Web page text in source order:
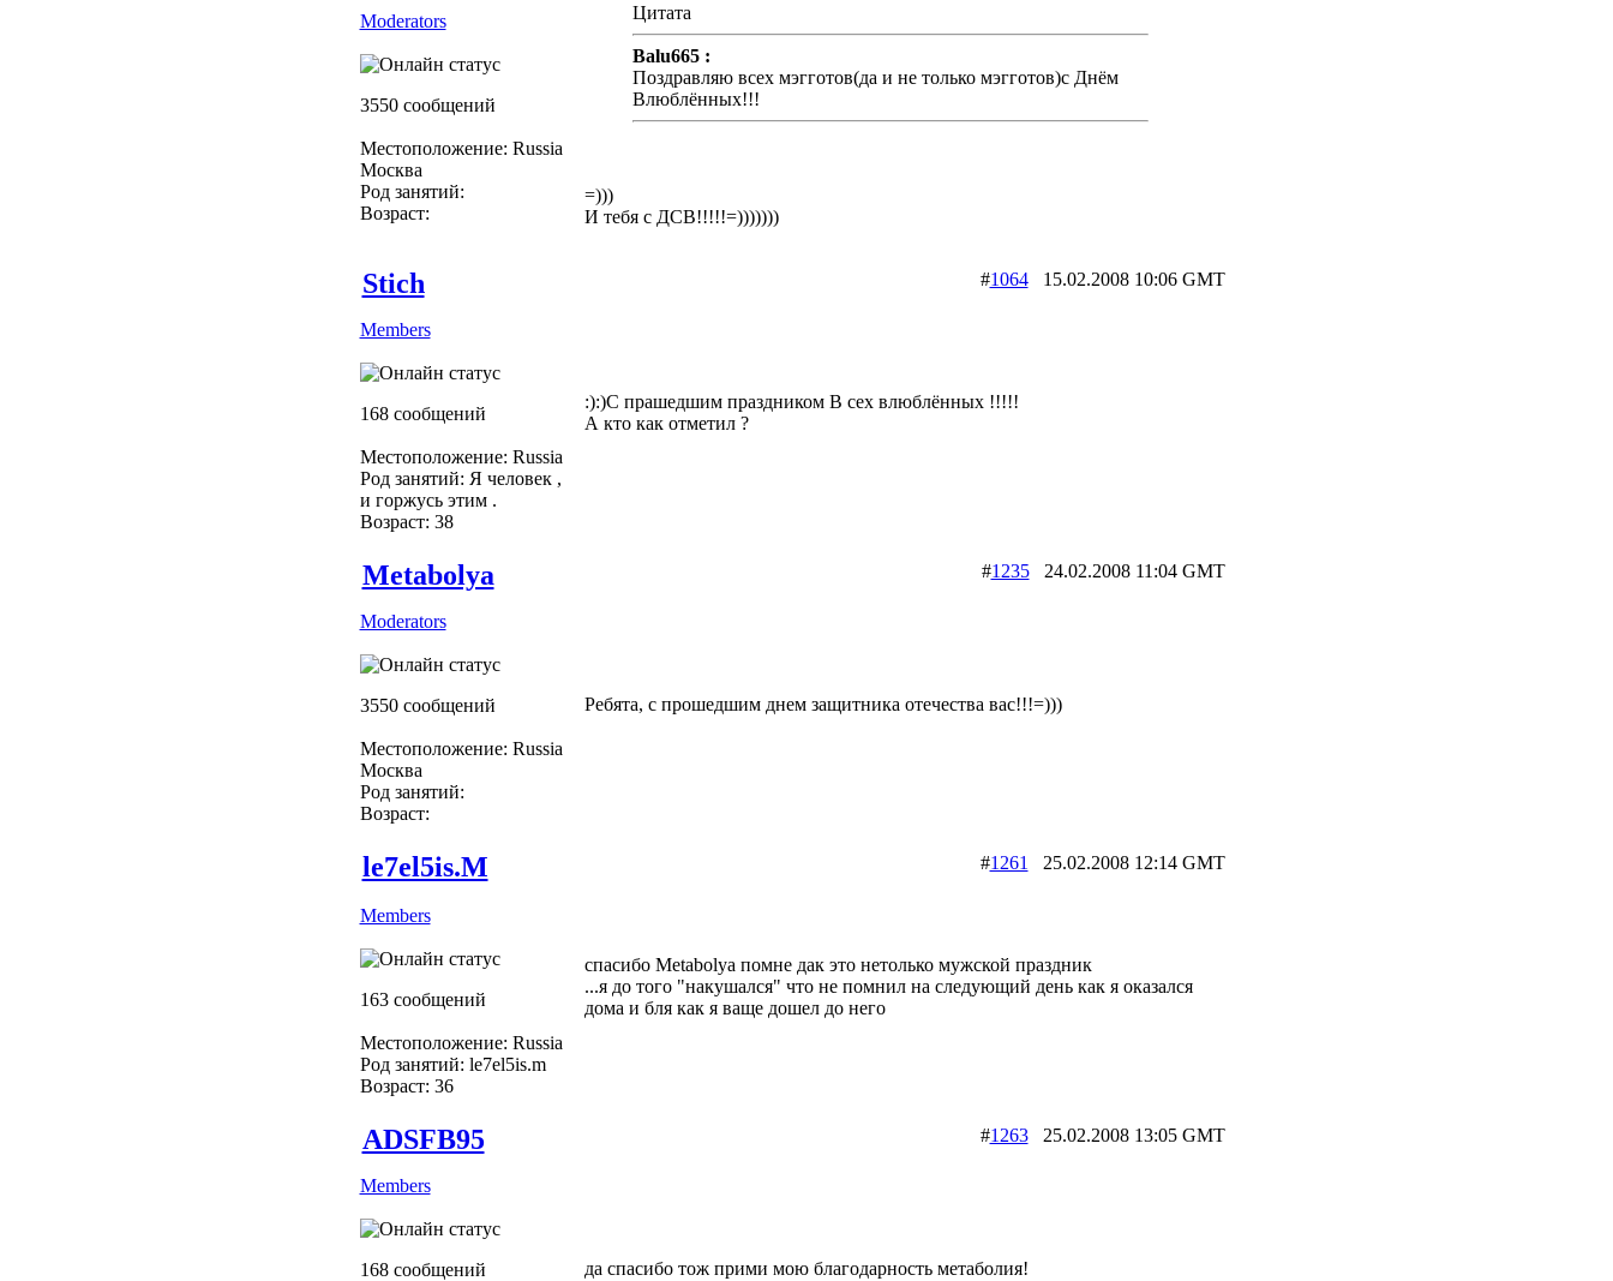
Moderators
3550 сообщений
Местоположение: Russia
Москва
Род занятий:
Возраст:
Цитата
Balu665 :
Поздравляю всех мэгготов(да и не только мэгготов)с Днём
Влюблённых!!!
=)))
И тебя с ДСВ!!!!!=)))))))
Stich
Members
168 сообщений
Местоположение: Russia
Род занятий: Я человек ,
и горжусь этим .
Возраст: 38
#106415.02.2008 10:06 GMT
:):)С прашедшим праздником В сех влюблённых !!!!!
А кто как отметил ?
Metabolya
Moderators
3550 сообщений
Местоположение: Russia
Москва
Род занятий:
Возраст:
#123524.02.2008 11:04 GMT
Ребята, с прошедшим днем защитника отечества вас!!!=)))
le7el5is.M
Members
163 сообщений
Местоположение: Russia
Род занятий: le7el5is.m
Возраст: 36
#1261 25.02.2008 12:14 GMT
спасибо Metabolya помне дак это нетолько мужской праздник
...я до того "накушался" что не помнил на следующий день как я оказался
дома и бля как я ваще дошел до него
ADSFB95
Members
168 сообщений
#126325.02.2008 13:05 GMT
да спасибо тож прими мою благодарность метаболия!